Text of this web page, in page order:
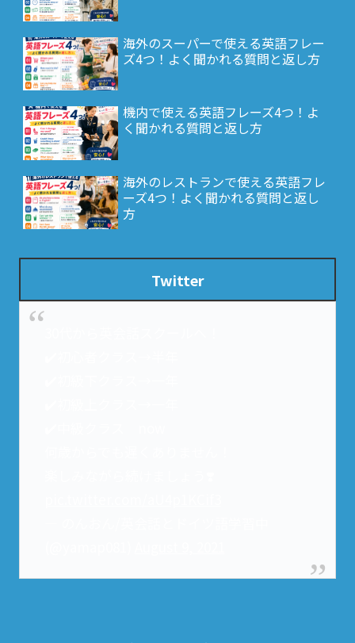
海外のスーパーで使える英語フレー
ズ4つ！よく聞かれる質問と返し方
機内で使える英語フレーズ4つ！よ
く聞かれる質問と返し方
海外のレストランで使える英語フレ
ーズ4つ！よく聞かれる質問と返し
方
Twitter